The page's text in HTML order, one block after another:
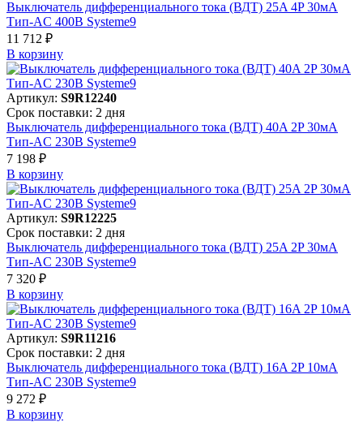
Выключатель дифференциального тока (ВДТ) 25A 4P 30мА
Тип-AC 400В Systeme9
11 712 ₽
В корзинy
Артикул: S9R12240
Срок поставки: 2 дня
Выключатель дифференциального тока (ВДТ) 40A 2P 30мА
Тип-AC 230В Systeme9
7 198 ₽
В корзинy
Артикул: S9R12225
Срок поставки: 2 дня
Выключатель дифференциального тока (ВДТ) 25A 2P 30мА
Тип-AC 230В Systeme9
7 320 ₽
В корзинy
Артикул: S9R11216
Срок поставки: 2 дня
Выключатель дифференциального тока (ВДТ) 16A 2P 10мА
Тип-AC 230В Systeme9
9 272 ₽
В корзинy